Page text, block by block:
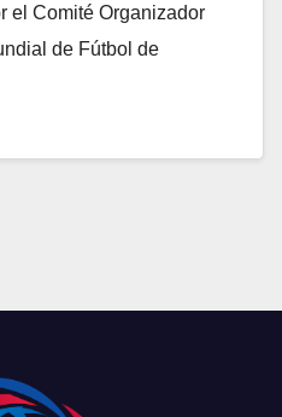
el Comité Organizador
de Fútbol de